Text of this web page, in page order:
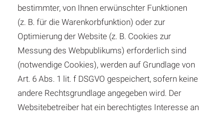
bestimmter, von Ihnen erwünschter Funktionen
(z. B. für die Warenkorbfunktion) oder zur
Optimierung der Website (z. B. Cookies zur
Messung des Webpublikums) erforderlich sind
(notwendige Cookies), werden auf Grundlage von
Art. 6 Abs. 1 lit. f DSGVO gespeichert, sofern keine
andere Rechtsgrundlage angegeben wird. Der
Websitebetreiber hat ein berechtigtes Interesse an